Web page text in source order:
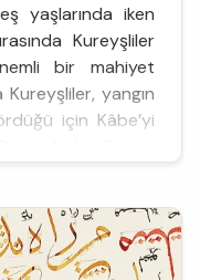
yaşlarında iken
Kureyşliler
bir mahiyet
Kureyşliler, yangın
için Kâbe’yi